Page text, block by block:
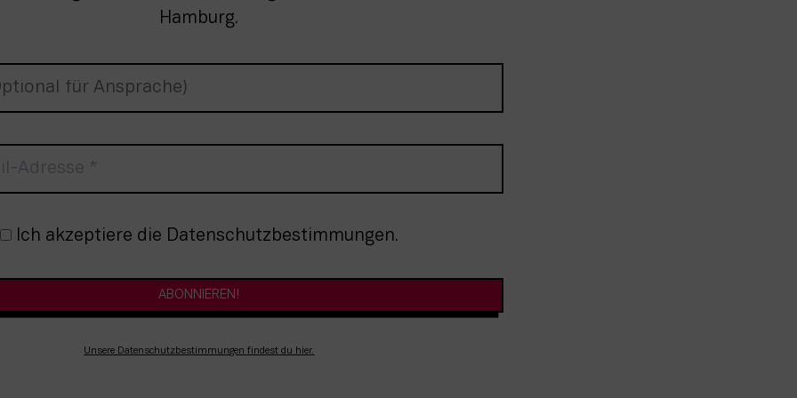
Hamburg.
Ich akzeptiere die Datenschutzbestimmungen.
Unsere Datenschutzbestimmungen findest du hier.